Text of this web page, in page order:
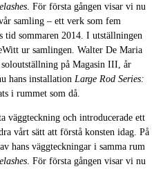
. För första gången visar vi nu
samling – ett verk som fem
tid sommaren 2014. I utställningen
ur samlingen. Walter De Maria
på Magasin III, år
hans installation Large Rod Series:
i rummet som då.
väggteckning och introducerade ett
vårt sätt att förstå konsten idag. På
hans väggteckningar i samma rum
. För första gången visar vi nu